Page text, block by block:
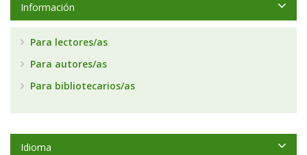
Información
Para lectores/as
Para autores/as
Para bibliotecarios/as
Idioma